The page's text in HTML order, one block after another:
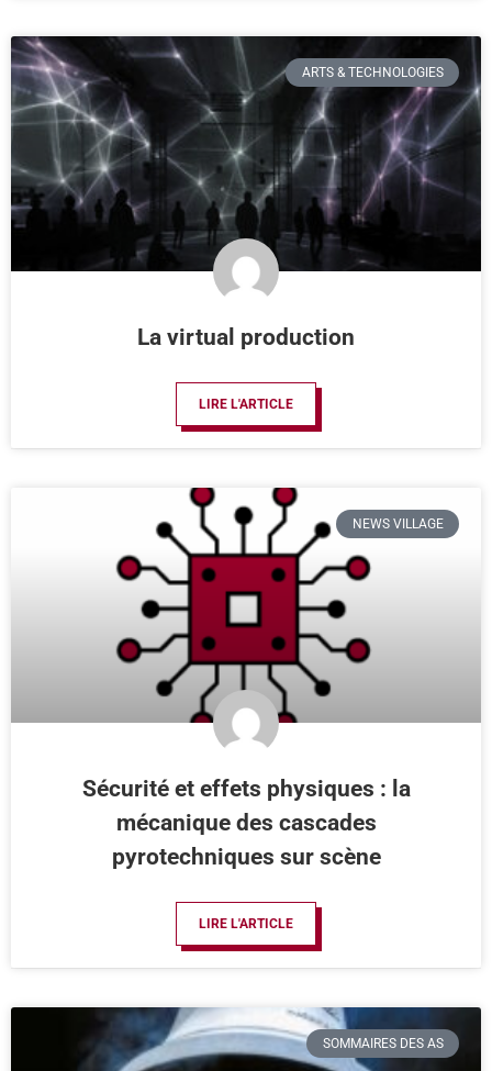
ARTS & TECHNOLOGIES
La virtual production
LIRE L'ARTICLE
NEWS VILLAGE
Sécurité et effets physiques : la
mécanique des cascades
pyrotechniques sur scène
LIRE L'ARTICLE
SOMMAIRES DES AS